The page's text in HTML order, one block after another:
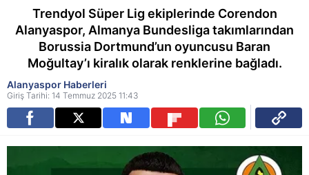
Trendyol Süper Lig ekiplerinde Corendon
Alanyaspor, Almanya Bundesliga takımlarından
Borussia Dortmund’un oyuncusu Baran
Moğultay’ı kiralık olarak renklerine bağladı.
Alanyaspor Haberleri
Giriş Tarihi: 14 Temmuz 2025 11:43